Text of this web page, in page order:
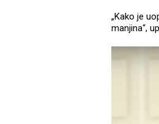
„Kako je
manjina“,